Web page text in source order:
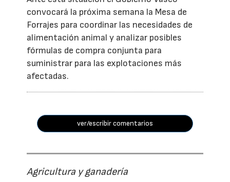
convocará la próxima semana la Mesa de
Forrajes para coordinar las necesidades de
alimentación animal y analizar posibles
fórmulas de compra conjunta para
suministrar para las explotaciones más
afectadas.
ver/escribir comentarios
Agricultura y ganadería